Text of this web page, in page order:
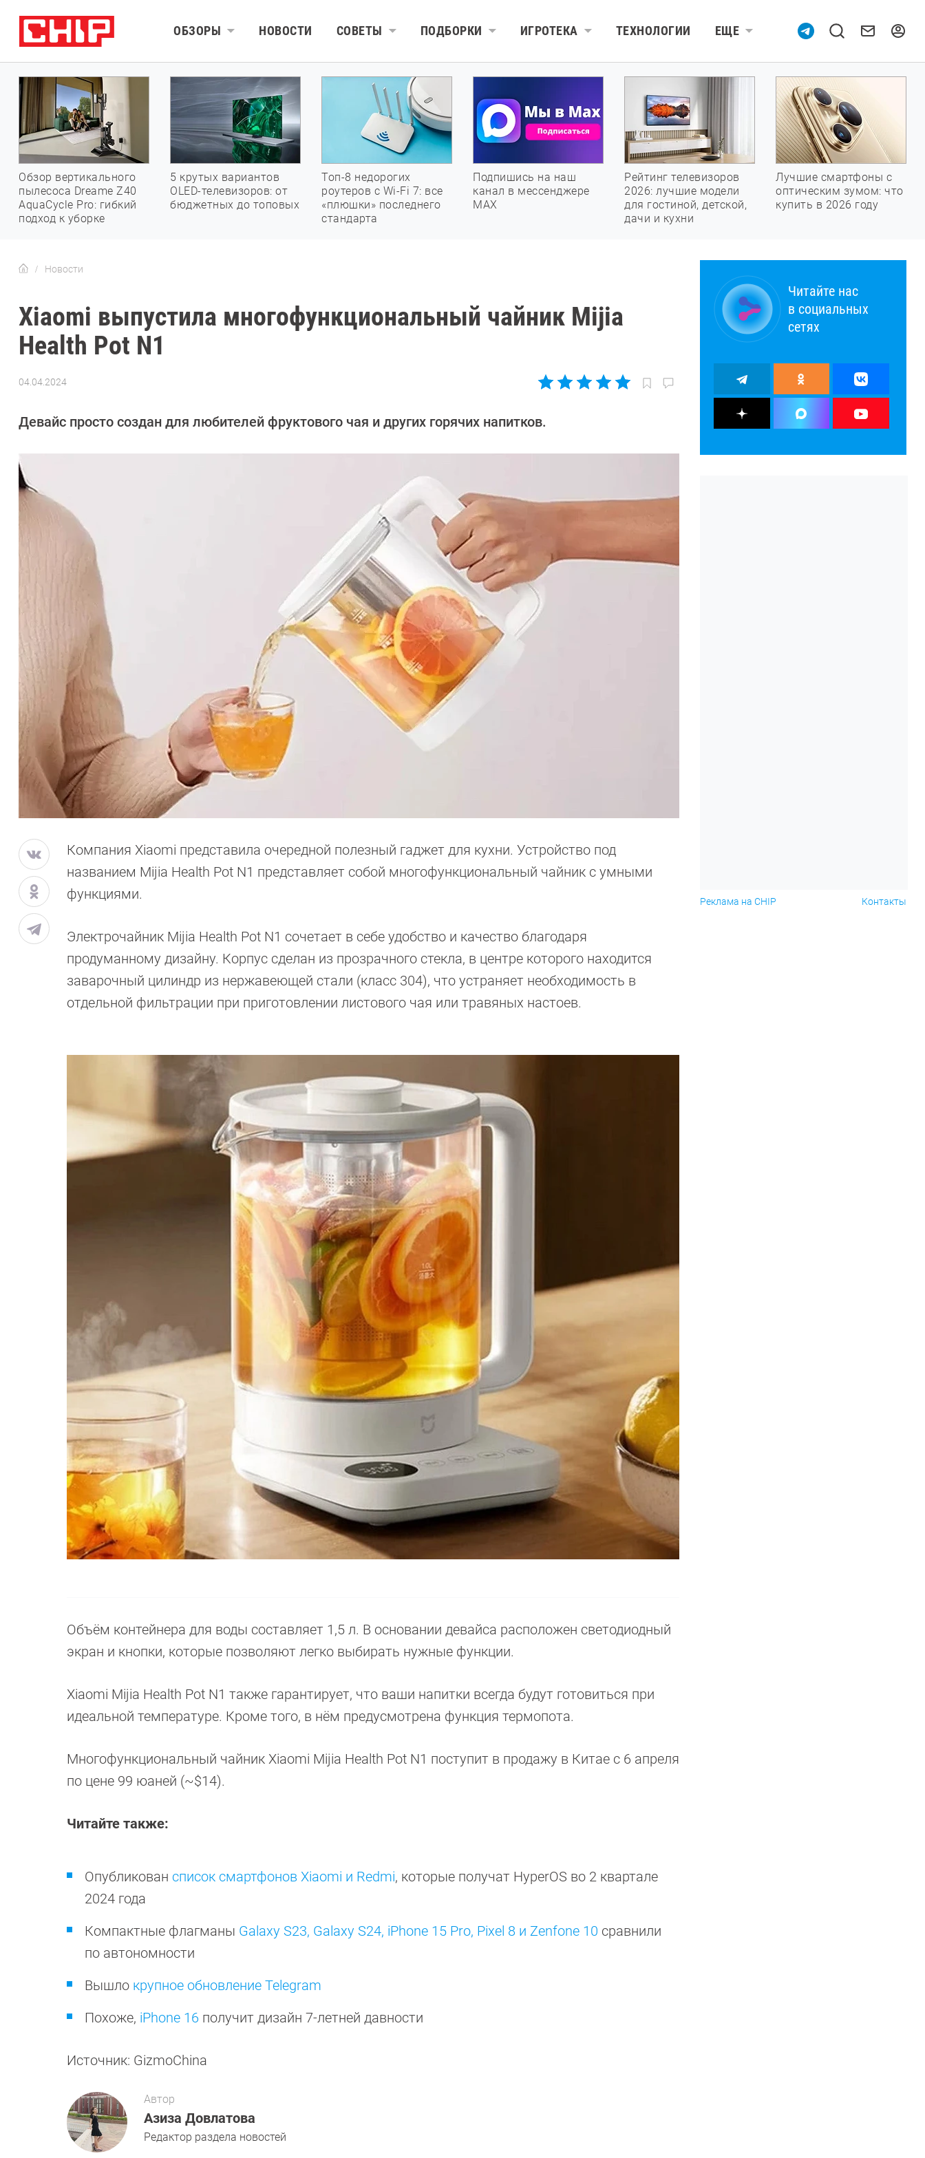
ОБЗОРЫ НОВОСТИ СОВЕТЫ ПОДБОРКИ ИГРОТЕКА ТЕХНОЛОГИИ ЕЩЕ
Обзор вертикального
пылесоса Dreame Z40
AquaCycle Pro: гибкий
подход к уборке
5 крутых вариантов
OLED-телевизоров: от
бюджетных до топовых
Топ-8 недорогих
роутеров с Wi-Fi 7: все
«плюшки» последнего
стандарта
Подпишись на наш
канал в мессенджере
МАХ
Рейтинг телевизоров
2026: лучшие модели
для гостиной, детской,
дачи и кухни
Лучшие смартфоны с
оптическим зумом: что
купить в 2026 году
Новости
Xiaomi выпустила многофункциональный чайник Mijia
Health Pot N1
04.04.2024
Довлатова
Девайс просто создан для любителей фруктового чая и других горячих напитков.
Компания Xiaomi представила очередной полезный гаджет для кухни. Устройство под
названием Mijia Health Pot N1 представляет собой многофункциональный чайник с умными
функциями.
Электрочайник Mijia Health Pot N1 сочетает в себе удобство и качество благодаря
продуманному дизайну. Корпус сделан из прозрачного стекла, в центре которого находится
заварочный цилиндр из нержавеющей стали (класс 304), что устраняет необходимость в
отдельной фильтрации при приготовлении листового чая или травяных настоев.
Объём контейнера для воды составляет 1,5 л. В основании девайса расположен светодиодный
экран и кнопки, которые позволяют легко выбирать нужные функции.
Xiaomi Mijia Health Pot N1 также гарантирует, что ваши напитки всегда будут готовиться при
идеальной температуре. Кроме того, в нём предусмотрена функция термопота.
Многофункциональный чайник Xiaomi Mijia Health Pot N1 поступит в продажу в Китае с 6 апреля
по цене 99 юаней (~$14).
Читайте также:
Опубликован список смартфонов Xiaomi и Redmi, которые получат HyperOS во 2 квартале
2024 года
Компактные флагманы Galaxy S23, Galaxy S24, iPhone 15 Pro, Pixel 8 и Zenfone 10 сравнили
по автономности
Вышло крупное обновление Telegram
Похоже, iPhone 16 получит дизайн 7-летней давности
Источник: GizmoChina
Автор
Азиза Довлатова
Редактор раздела новостей
Читайте нас
в социальных
сетях
Реклама на CHIP Контакты